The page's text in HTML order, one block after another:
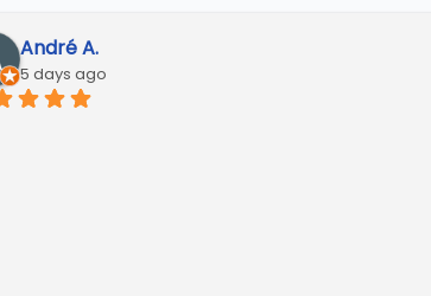
André A.
5 days ago